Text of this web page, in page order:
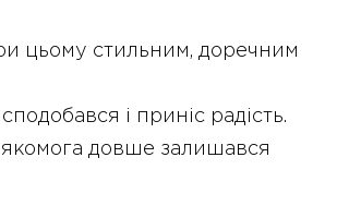
цьому стильним, доречним
і приніс радість.
довше залишався